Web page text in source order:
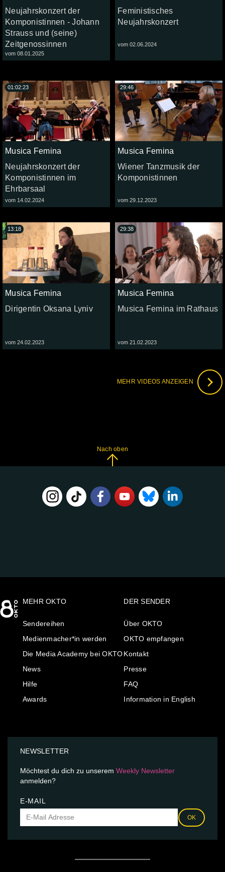
Neujahrskonzert der
Komponistinnen - Johann
Strauss und (seine)
Zeitgenossinnen
vom 08.01.2025
Feministisches
Neujahrskonzert
vom 02.06.2024
Musica Femina
Neujahrskonzert der
Komponistinnen im
Ehrbarsaal
vom 14.02.2024
01:02:23
Musica Femina
Wiener Tanzmusik der
Komponistinnen
vom 29.12.2023
29:46
Musica Femina
Dirigentin Oksana Lyniv
vom 24.02.2023
13:18
Musica Femina
Musica Femina im Rathaus
vom 21.02.2023
29:38
MEHR VIDEOS ANZEIGEN
Nach oben
MEHR OKTO
Sendereihen
Medienmacher*in werden
Die Media Academy bei OKTO
News
Hilfe
Awards
DER SENDER
Über OKTO
OKTO empfangen
Kontakt
Presse
FAQ
Information in English
NEWSLETTER
Möchtest du dich zu unserem Weekly Newsletter
anmelden?
E-MAIL
OK